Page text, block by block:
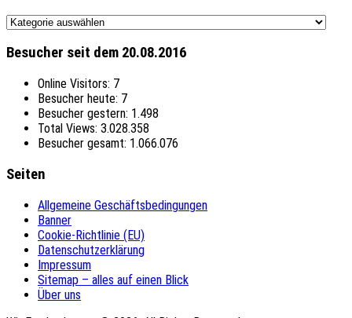
Themen
Besucher seit dem 20.08.2016
Online Visitors: 7
Besucher heute: 7
Besucher gestern: 1.498
Total Views: 3.028.358
Besucher gesamt: 1.066.076
Seiten
Allgemeine Geschäftsbedingungen
Banner
Cookie-Richtlinie (EU)
Datenschutzerklärung
Impressum
Sitemap – alles auf einen Blick
Über uns